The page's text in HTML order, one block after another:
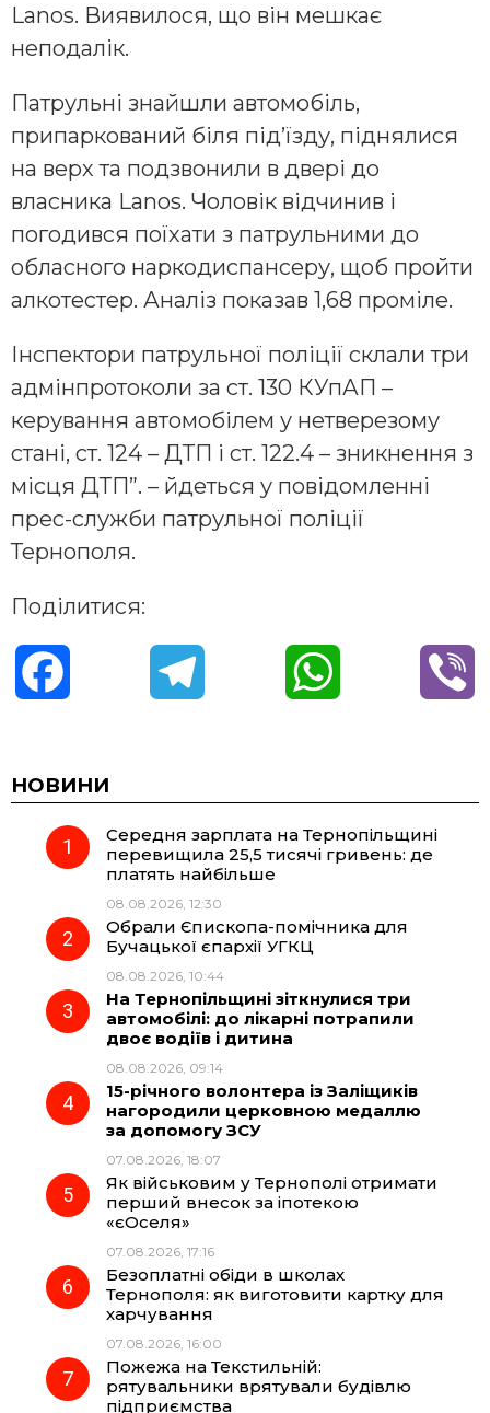
Lanos. Виявилося, що він мешкає
неподалік.
Патрульні знайшли автомобіль,
припаркований біля під’їзду, піднялися
на верх та подзвонили в двері до
власника Lanos. Чоловік відчинив і
погодився поїхати з патрульними до
обласного наркодиспансеру, щоб пройти
алкотестер. Аналіз показав 1,68 проміле.
Інспектори патрульної поліції склали три
адмінпротоколи за ст. 130 КУпАП –
керування автомобілем у нетверезому
стані, ст. 124 – ДТП і ст. 122.4 – зникнення з
місця ДТП”. – йдеться у повідомленні
прес-служби патрульної поліції
Тернополя.
Поділитися:
c
e
o
o
e
r
a
t
p
НОВИНИ
Середня зарплата на Тернопільщині
перевищила 25,5 тисячі гривень: де
платять найбільше
08.08.2026, 12:30
Обрали Єпископа-помічника для
Бучацької єпархії УГКЦ
08.08.2026, 10:44
На Тернопільщині зіткнулися три
автомобілі: до лікарні потрапили
двоє водіїв і дитина
08.08.2026, 09:14
15-річного волонтера із Заліщиків
нагородили церковною медаллю
за допомогу ЗСУ
07.08.2026, 18:07
Як військовим у Тернополі отримати
перший внесок за іпотекою
«єОселя»
07.08.2026, 17:16
Безоплатні обіди в школах
Тернополя: як виготовити картку для
харчування
07.08.2026, 16:00
Пожежа на Текстильній:
рятувальники врятували будівлю
підприємства